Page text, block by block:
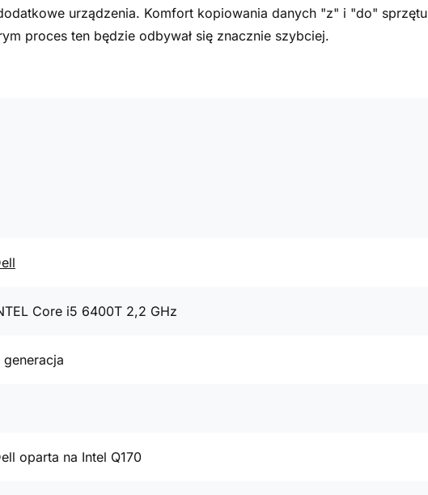
urządzenia. Komfort kopiowania danych "z" i "do" sprzętu
proces ten będzie odbywał się znacznie szybciej.
Core i5 6400T 2,2 GHz
generacja
oparta na Intel Q170